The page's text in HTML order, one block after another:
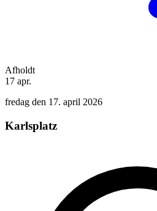
Afholdt
17 apr.
fredag den 17. april 2026
Karlsplatz